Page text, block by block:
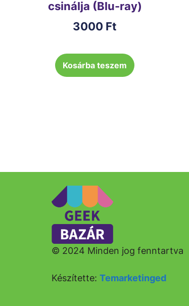
csinálja (Blu-ray)
3000 Ft
Kosárba teszem
© 2024 Minden jog fenntartva
Készítette: Temarketinged